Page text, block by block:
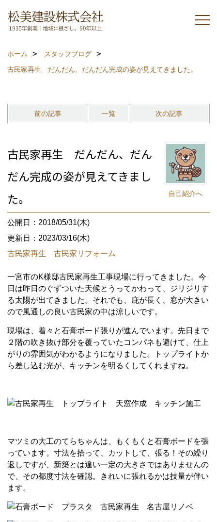
ホーム
スタッフブログ
古民家再生 だんだん、だんだん完成の姿が見えてきました。
前の記事 一覧 次の記事
自己紹介へ
古民家再生 だんだん、だん
だん完成の姿が見えてきまし
た。
公開日：2018/05/31(木)
更新日：2023/03/16(木)
古民家再生 古民家リフォーム
一宮市のK様邸古民家再生工事現場に行ってきました。今
日は昨日のぐずついた天候とうってかわって、ジリジリす
る太陽が出てきました。それでも、庇が長く、窓が大きい
ので風通しの良い古民家の中は涼しいです。
現場は、着々と石膏ボード張りが進んでいます。先日まで
２階の吹き抜け部分を覆っていたコンパネも避けて、仕上
がりの雰囲気がわかるようになりました。トップライトか
ら差し込む光が、キッチンを明るくしてくれますね。
マツミの大工のてらちゃんは、もくもくと石膏ボードを張
っています。寸法を拾って、カットして、張る！その繰り
返しですが、新築とは違い一定の大きさではありませんの
で、その都度寸法を確認。きれいに張れるかは技量が伴い
ます。